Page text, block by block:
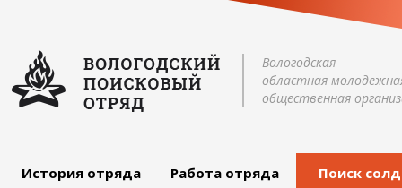
Вологодская
областная
общественная
История отряда Работа отряда Поиск